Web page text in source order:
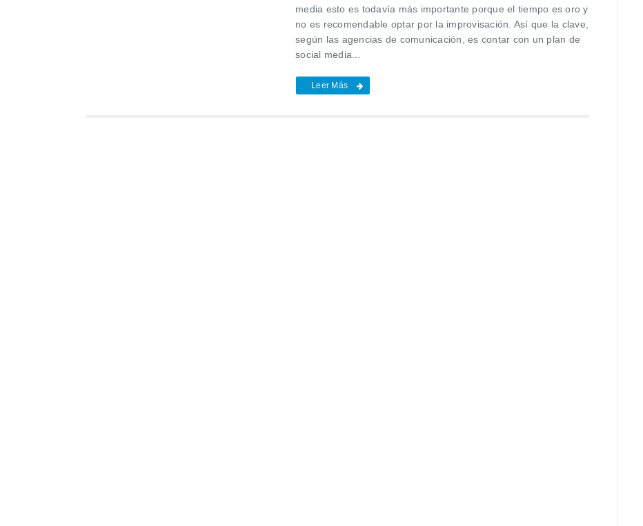
media esto es todavía más importante porque el tiempo es oro y
no es recomendable optar por la improvisación. Así que la clave,
según las agencias de comunicación, es contar con un plan de
social media...
Leer Más